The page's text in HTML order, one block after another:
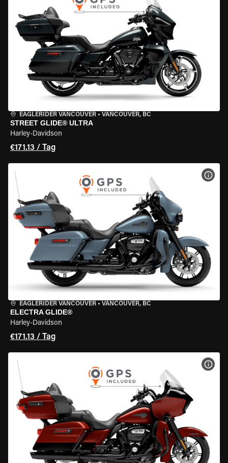
EAGLERIDER VANCOUVER • VANCOUVER, BC
STREET GLIDE® ULTRA
Harley-Davidson
€171.13 / Tag
EAGLERIDER VANCOUVER • VANCOUVER, BC
ELECTRA GLIDE®
Harley-Davidson
€171.13 / Tag